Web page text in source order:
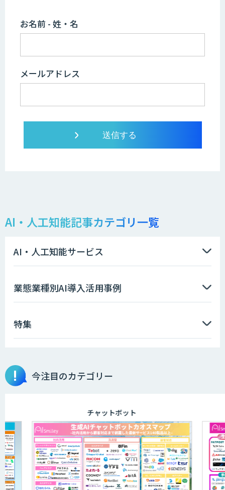
お名前 - 姓・名
メールアドレス
AI・人工知能記事カテゴリ一覧
AI・人工知能サービス
業態業種別AI導入活用事例
特集
今注目のカテゴリー
チャットボット